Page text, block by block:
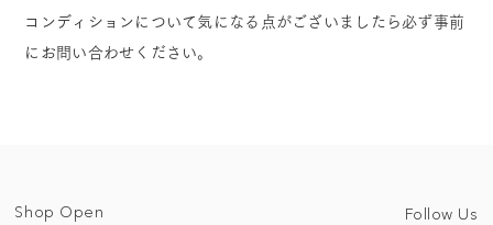
コンディションについて気になる点がございましたら必ず事前
にお問い合わせください。
Shop Open
Follow Us